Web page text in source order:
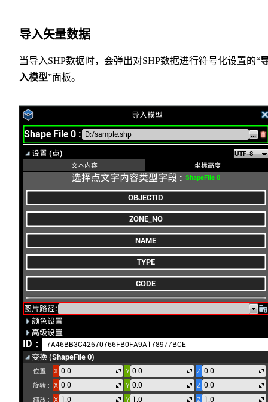
导入矢量数据
当导入SHP数据时，会弹出对SHP数据进行符号化设置的“
入模型”面板。